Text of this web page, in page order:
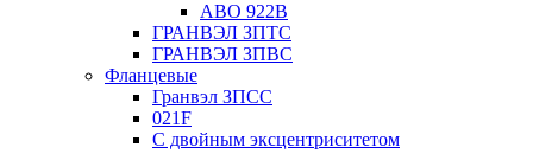
ABO 922B
ГРАНВЭЛ ЗПТС
ГРАНВЭЛ ЗПВС
Фланцевые
Гранвэл ЗПСС
021F
С двойным эксцентриситетом